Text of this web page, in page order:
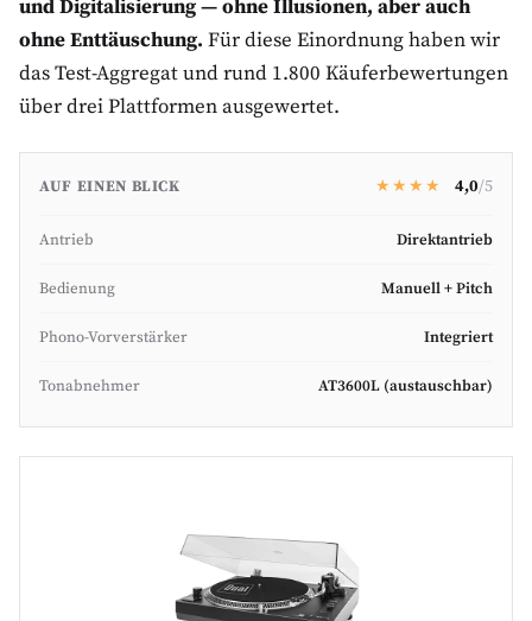
Aufbau
Inbetriebnahme
Antrieb
Im Alltag
Häufige Fragen
und Digitalisierung — ohne Illusionen, aber auch
ohne Enttäuschung. Für diese Einordnung haben wir
das Test-Aggregat und rund 1.800 Käuferbewertungen
über drei Plattformen ausgewertet.
AUF EINEN BLICK ★★★★ 4,0/5
Antrieb Direktantrieb
Bedienung Manuell + Pitch
Phono-Vorverstärker Integriert
Tonabnehmer AT3600L (austauschbar)